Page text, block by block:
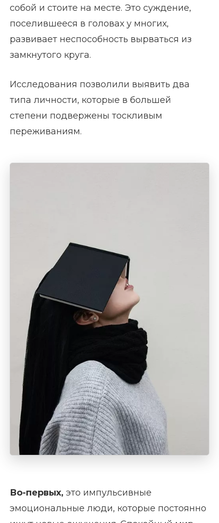
собой и стоите на месте. Это суждение,
поселившееся в головах у многих,
развивает неспособность вырваться из
замкнутого круга.
Исследования позволили выявить два
типа личности, которые в большей
степени подвержены тоскливым
переживаниям.
Во-первых, это импульсивные
эмоциональные люди, которые постоянно